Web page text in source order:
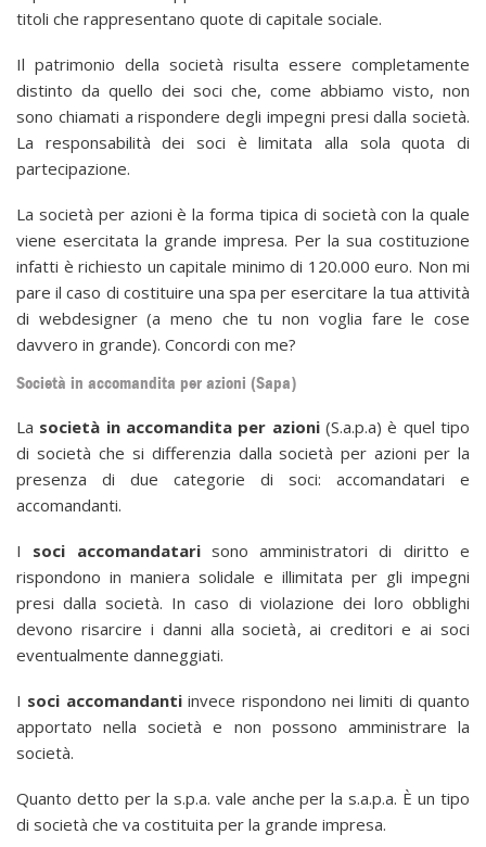
titoli che rappresentano quote di capitale sociale.
Il patrimonio della società risulta essere completamente
distinto da quello dei soci che, come abbiamo visto, non
sono chiamati a rispondere degli impegni presi dalla società.
La responsabilità dei soci è limitata alla sola quota di
partecipazione.
La società per azioni è la forma tipica di società con la quale
viene esercitata la grande impresa. Per la sua costituzione
infatti è richiesto un capitale minimo di 120.000 euro. Non mi
pare il caso di costituire una spa per esercitare la tua attività
di webdesigner (a meno che tu non voglia fare le cose
davvero in grande). Concordi con me?
Società in accomandita per azioni (Sapa)
La società in accomandita per azioni(S.a.p.a) è quel tipo
di società che si differenzia dalla società per azioni per la
presenza di due categorie di soci: accomandatari e
accomandanti.
I soci accomandatarisono amministratori di diritto e
rispondono in maniera solidale e illimitata per gli impegni
presi dalla società. In caso di violazione dei loro obblighi
devono risarcire i danni alla società, ai creditori e ai soci
eventualmente danneggiati.
I soci accomandantiinvece rispondono nei limiti di quanto
apportato nella società e non possono amministrare la
società.
Quanto detto per la s.p.a. vale anche per la s.a.p.a. È un tipo
di società che va costituita per la grande impresa.